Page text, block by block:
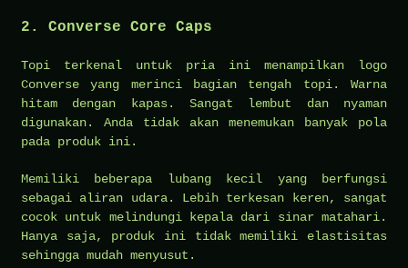
2. Converse Core Caps
Topi terkenal untuk pria ini menampilkan logo
Converse yang merinci bagian tengah topi. Warna
hitam dengan kapas. Sangat lembut dan nyaman
digunakan. Anda tidak akan menemukan banyak pola
pada produk ini.
Memiliki beberapa lubang kecil yang berfungsi
sebagai aliran udara. Lebih terkesan keren, sangat
cocok untuk melindungi kepala dari sinar matahari.
Hanya saja, produk ini tidak memiliki elastisitas
sehingga mudah menyusut.